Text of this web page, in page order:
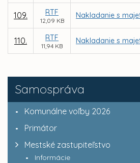
Samospráva
Komunálne voľby 2026
Primátor
Mestské zastupiteľstvo
Informácie
109. RTF
12,09 KB
Nakladanie s
110. RTF
11,94 KB
Nakladanie s